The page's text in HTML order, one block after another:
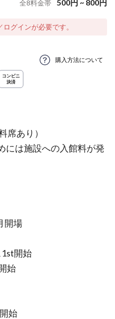
全8料金帯 500円 ~ 800円
グインが必要です。
購入方法について
席あり）
には施設への入館料が発
開場
開始
始
始